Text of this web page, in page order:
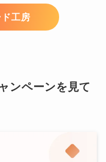
ド工房
ンペーンを見て